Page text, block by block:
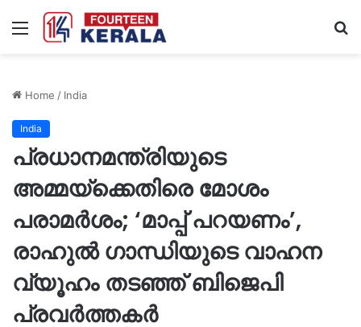
Menu
Home / India
India
പ്രധാനമന്ത്രിയുടെ
അമ്മയ്‌ക്കെതിരെ മോശം
പരാമർശം; ‘മാപ്പ് പറയണം’,
രാഹുൽ ഗാന്ധിയുടെ വാഹന
വ്യൂഹം തടഞ്ഞ് ബിജെപി
പ്രവർത്തകർ